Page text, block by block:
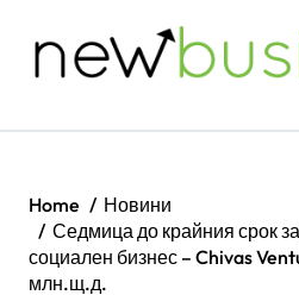
Home
Новини
Седмица до крайния срок
социален бизнес – Chivas
млн.щ.д.